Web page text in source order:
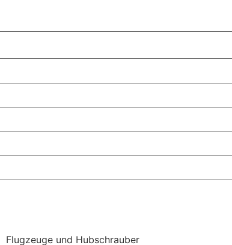
Flugzeuge und Hubschrauber